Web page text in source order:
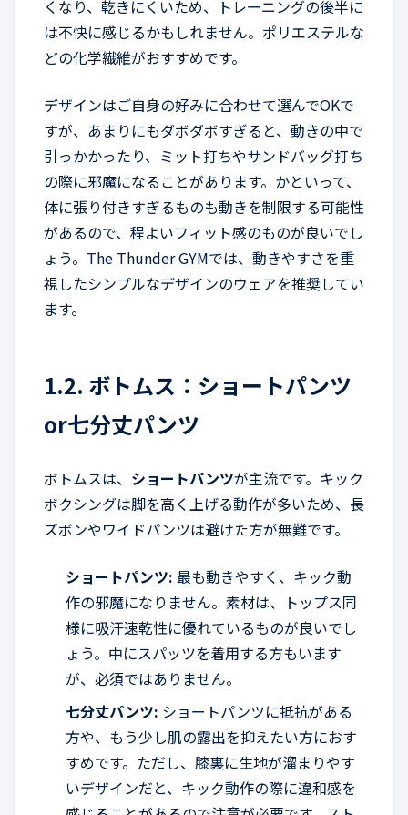
くなり、乾きにくいため、トレーニングの後半に
は不快に感じるかもしれません。ポリエステルな
どの化学繊維がおすすめです。
デザインはご自身の好みに合わせて選んでOKで
すが、あまりにもダボダボすぎると、動きの中で
引っかかったり、ミット打ちやサンドバッグ打ち
の際に邪魔になることがあります。かといって、
体に張り付きすぎるものも動きを制限する可能性
があるので、程よいフィット感のものが良いでし
ょう。The Thunder GYMでは、動きやすさを重
視したシンプルなデザインのウェアを推奨してい
ます。
1.2. ボトムス：ショートパンツ
or七分丈パンツ
ボトムスは、 ショートパンツが主流です。キック
ボクシングは脚を高く上げる動作が多いため、長
ズボンやワイドパンツは避けた方が無難です。
ショートパンツ: 最も動きやすく、キック動
作の邪魔になりません。素材は、トップス同
様に吸汗速乾性に優れているものが良いでし
ょう。中にスパッツを着用する方もいます
が、必須ではありません。
七分丈パンツ: ショートパンツに抵抗がある
方や、もう少し肌の露出を抑えたい方におす
すめです。ただし、膝裏に生地が溜まりやす
いデザインだと、キック動作の際に違和感を